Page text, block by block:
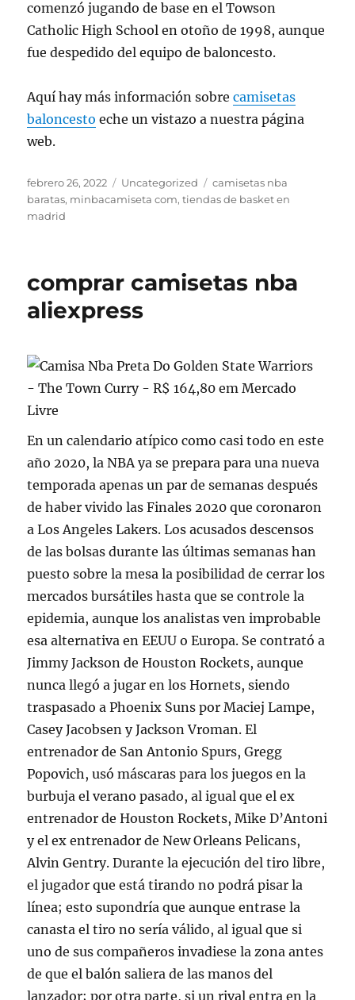
comenzó jugando de base en el Towson
Catholic High School en otoño de 1998, aunque
fue despedido del equipo de baloncesto.
Aquí hay más información sobrecamisetas
baloncesto eche un vistazo a nuestra página
web.
Publicado
el
febrero 26, 2022 Categorías
Uncategorized Etiquetas
camisetas nba
baratas, minbacamiseta com,tiendas de basket en
madrid
comprar camisetas nba
aliexpress
En un calendario atípico como casi todo en este
año 2020, la NBA ya se prepara para una nueva
temporada apenas un par de semanas después
de haber vivido las Finales 2020 que coronaron
a Los Angeles Lakers. Los acusados descensos
de las bolsas durante las últimas semanas han
puesto sobre la mesa la posibilidad de cerrar los
mercados bursátiles hasta que se controle la
epidemia, aunque los analistas ven improbable
esa alternativa en EEUU o Europa. Se contrató a
Jimmy Jackson de Houston Rockets, aunque
nunca llegó a jugar en los Hornets, siendo
traspasado a Phoenix Suns por Maciej Lampe,
Casey Jacobsen y Jackson Vroman. El
entrenador de San Antonio Spurs, Gregg
Popovich, usó máscaras para los juegos en la
burbuja el verano pasado, al igual que el ex
entrenador de Houston Rockets, Mike D’Antoni
y el ex entrenador de New Orleans Pelicans,
Alvin Gentry. Durante la ejecución del tiro libre,
el jugador que está tirando no podrá pisar la
línea; esto supondría que aunque entrase la
canasta el tiro no sería válido, al igual que si
uno de sus compañeros invadiese la zona antes
de que el balón saliera de las manos del
lanzador; por otra parte, si un rival entra en la